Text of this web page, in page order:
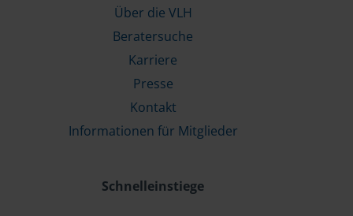
Über die VLH
Beratersuche
Karriere
Presse
Kontakt
Informationen für Mitglieder
Schnelleinstiege